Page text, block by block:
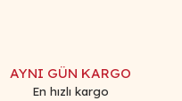
AYNI GÜN KARGO
En hızlı kargo